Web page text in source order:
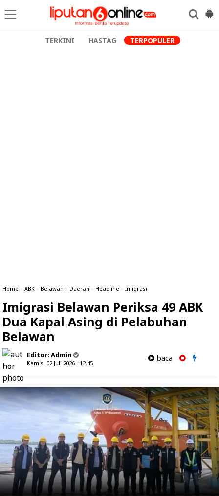
TERKINI HASTAG TERPOPULER
Home » ABK » Belawan » Daerah » Headline » Imigrasi
Imigrasi Belawan Periksa 49 ABK
Dua Kapal Asing di Pelabuhan
Belawan
Editor: Admin
Kamis, 02 Juli 2026 - 12.45
baca